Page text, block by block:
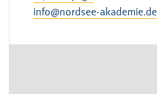
info@nordsee-akademie.de